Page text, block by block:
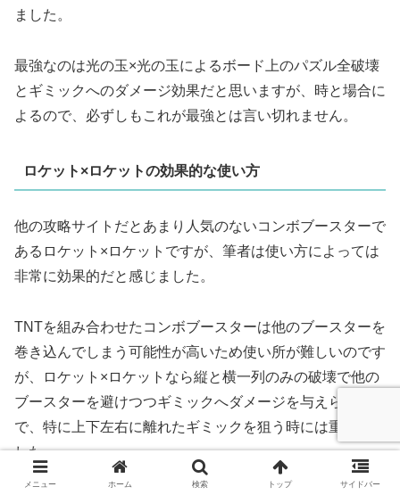
ました。
最強なのは光の玉×光の玉によるボード上のパズル全破壊
とギミックへのダメージ効果だと思いますが、時と場合に
よるので、必ずしもこれが最強とは言い切れません。
ロケット×ロケットの効果的な使い方
他の攻略サイトだとあまり人気のないコンボブースターで
あるロケット×ロケットですが、筆者は使い方によっては
非常に効果的だと感じました。
TNTを組み合わせたコンボブースターは他のブースターを
巻き込んでしまう可能性が高いため使い所が難しいのです
が、ロケット×ロケットなら縦と横一列のみの破壊で他の
ブースターを避けつつギミックへダメージを与えられるの
で、特に上下左右に離れたギミックを狙う時には重宝しま
した。
メニュー ホーム 検索 トップ サイドバー